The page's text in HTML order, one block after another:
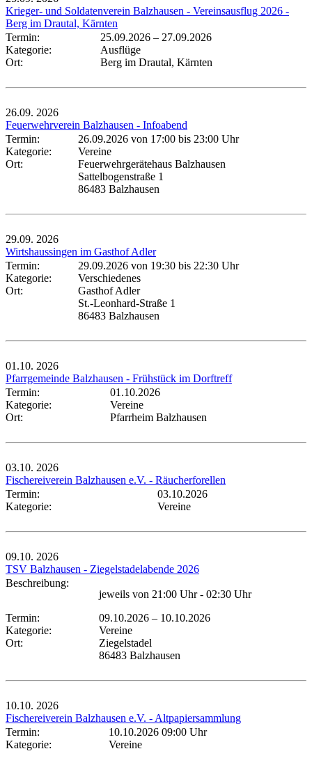
Krieger- und Soldatenverein Balzhausen - Vereinsausflug 2026 -
Berg im Drautal, Kärnten
Termin:
25.09.2026 – 27.09.2026
Kategorie:
Ausflüge
Ort:
Berg im Drautal, Kärnten
26.09. 2026
Feuerwehrverein Balzhausen - Infoabend
Termin:
26.09.2026 von 17:00 bis 23:00 Uhr
Kategorie:
Vereine
Ort:
Feuerwehrgerätehaus Balzhausen
Sattelbogenstraße 1
86483 Balzhausen
29.09. 2026
Wirtshaussingen im Gasthof Adler
Termin:
29.09.2026 von 19:30 bis 22:30 Uhr
Kategorie:
Verschiedenes
Ort:
Gasthof Adler
St.-Leonhard-Straße 1
86483 Balzhausen
01.10. 2026
Pfarrgemeinde Balzhausen - Frühstück im Dorftreff
Termin:
01.10.2026
Kategorie:
Vereine
Ort:
Pfarrheim Balzhausen
03.10. 2026
Fischereiverein Balzhausen e.V. - Räucherforellen
Termin:
03.10.2026
Kategorie:
Vereine
09.10. 2026
TSV Balzhausen - Ziegelstadelabende 2026
Beschreibung:
jeweils von 21:00 Uhr - 02:30 Uhr
Termin:
09.10.2026 – 10.10.2026
Kategorie:
Vereine
Ort:
Ziegelstadel
86483 Balzhausen
10.10. 2026
Fischereiverein Balzhausen e.V. - Altpapiersammlung
Termin:
10.10.2026 09:00 Uhr
Kategorie:
Vereine